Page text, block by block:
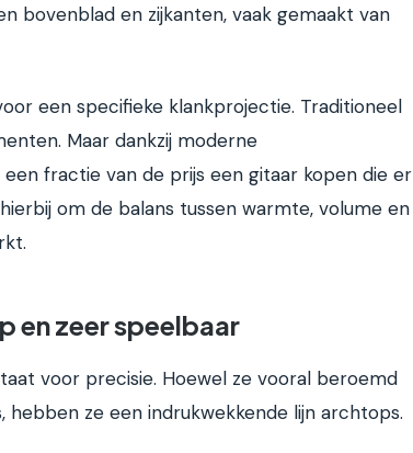
bovenblad en zijkanten, vaak gemaakt van
een specifieke klankprojectie. Traditioneel
Maar dankzij moderne
fractie van de prijs een gitaar kopen die er
om de balans tussen warmte, volume en
en zeer speelbaar
voor precisie. Hoewel ze vooral beroemd
ze een indrukwekkende lijn archtops.